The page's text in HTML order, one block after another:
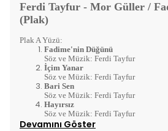
Ferdi Tayfur - Mor Güller /
(Plak)
Plak A Yüzü:
Fadime'nin Düğünü
Söz ve Müzik: Ferdi Tayfur
İçim Yanar
Söz ve Müzik: Ferdi Tayfur
Bari Sen
Söz ve Müzik: Ferdi Tayfur
Hayırsız
Söz ve Müzik: Ferdi Tayfur
Devamını Göster